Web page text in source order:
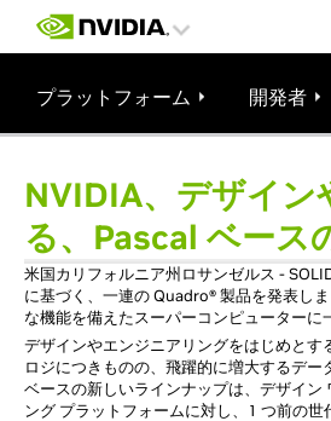
プラットフォーム 開発者
NVIDIA、デザイ
る、Pascal ベース
米国カリフォルニア州ロサンゼルス -
に基づく、一連の Quadro® 製品を発表し
な機能を備えたスーパーコンピューターに
デザインやエンジニアリングをはじめと
ロジにつきものの、飛躍的に増大するデ
ベースの新しいラインナップは、デザイ
ング プラットフォームに対し、1 つ前の